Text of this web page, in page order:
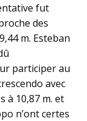
fut
des
m. Esteban
participer au
avec
à 10,87 m. et
n’ont certes